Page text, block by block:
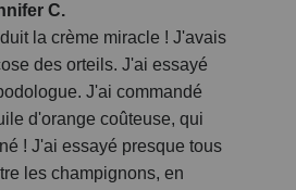
C.
la crème miracle ! J'avais
des orteils. J'ai essayé
J'ai commandé
d'orange coûteuse, qui
! J'ai essayé presque tous
les champignons, en